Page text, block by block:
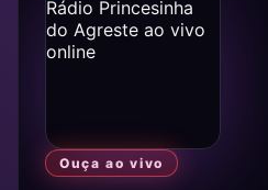
Ouça ao vivo